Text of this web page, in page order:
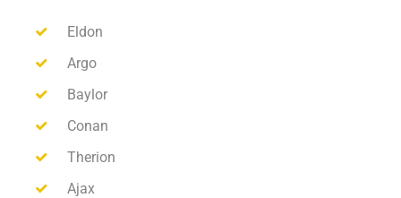
Eldon
Argo
Baylor
Conan
Therion
Ajax